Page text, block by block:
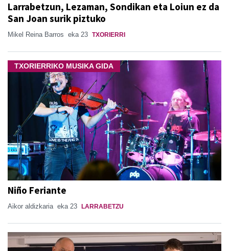
Larrabetzun, Lezaman, Sondikan eta Loiun ez da
San Joan surik piztuko
Mikel Reina Barros eka 23 TXORIERRI
TXORIERRIKO MUSIKA GIDA
Niño Feriante
Aikor aldizkaria eka 23 LARRABETZU